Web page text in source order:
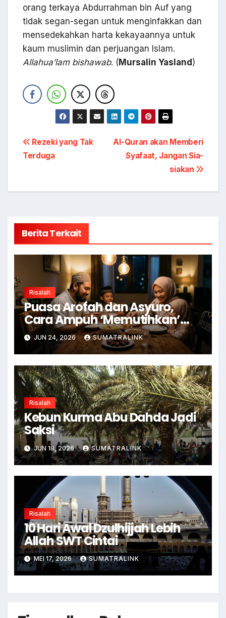
orang terkaya Abdurrahman bin Auf yang
tidak segan-segan untuk menginfakkan dan
mensedekahkan harta kekayaannya untuk
kaum muslimin dan perjuangan Islam.
Allahua’lam bishawab. (Mursalin Yasland)
Navigasi
pos
Al-Quran akan Memberi
Syafaat, Jangan Sia-
siakan
Rezeki yang Tak
Terduga
Berita Terkait
Risalah
Puasa Arofah dan Asyuro,
Cara Ampuh ‘Memutihkan’
Dosa
JUN 24, 2026 SUMATRALINK
Risalah
Kebun Kurma Abu Dahda Jadi
Saksi
JUN 18, 2026 SUMATRALINK
Risalah
10 Hari Awal Dzulhijjah Lebih
Allah SWT Cintai
MEI 17, 2026 SUMATRALINK